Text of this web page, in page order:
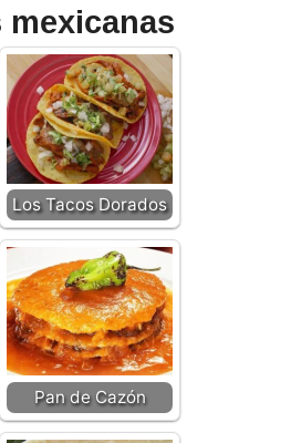
mexicanas
Los Tacos Dorados
Pan de Cazón